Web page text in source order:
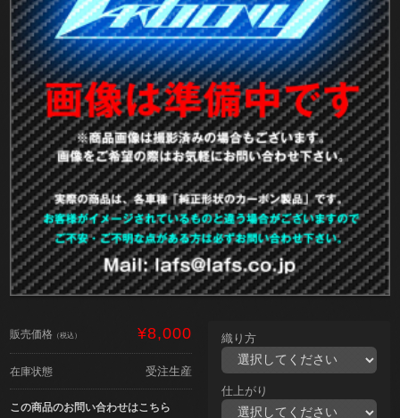
販売価格 （税込） ¥8,000
在庫状態 受注生産
この商品のお問い合わせはこちら
織り方
仕上がり